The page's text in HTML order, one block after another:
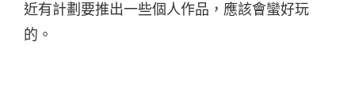
近有計劃要推出一些個人作品，應該會蠻好玩
的。